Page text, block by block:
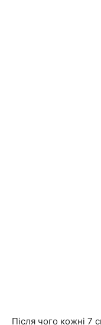
Після чого кожні 7